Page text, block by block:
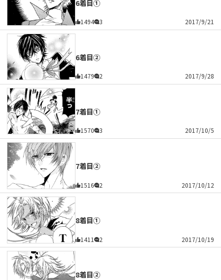
6着目①
1494 3 2017/9/21
6着目②
1479 2 2017/9/28
7着目①
1570 3 2017/10/5
7着目②
1516 2 2017/10/12
8着目①
1411 2 2017/10/19
8着目②